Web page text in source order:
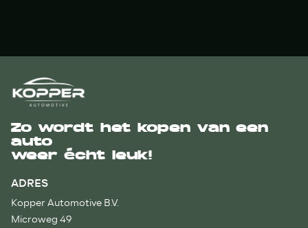
Zo wordt het kopen van een
auto
weer écht leuk!
ADRES
Kopper Automotive B.V.
Microweg 49